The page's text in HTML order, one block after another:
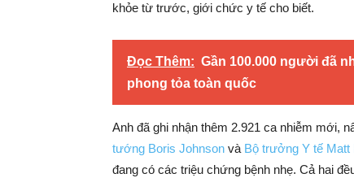
khỏe từ trước, giới chức y tế cho biết.
Đọc Thêm: Gần 100.000 người đã
phong tỏa toàn quốc
Anh đã ghi nhận thêm 2.921 ca nhiễm mới,
tướng Boris Johnson và Bộ trưởng Y tế Matt
đang có các triệu chứng bệnh nhẹ. Cả hai